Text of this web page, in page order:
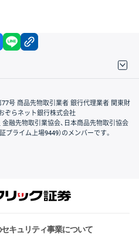
X facebook
77号 商品先物取引業者 銀行代理業者 関東財
ぞらネット銀行株式会社
金融先物取引業協会、日本商品先物取引協会
プライム上場9449）のメンバーです。
キュリティ事業について